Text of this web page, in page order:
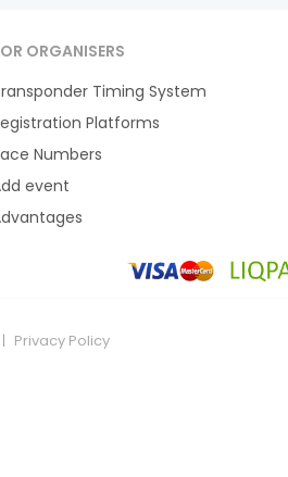
ORGANISERS
Timing System
Platforms
Numbers
event
Privacy Policy